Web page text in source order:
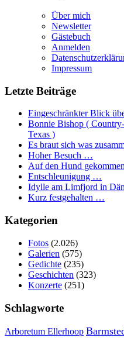
Über mich
Newsletter
Gästebuch
Anmelden
Impressum
Letzte Beiträge
Eingeschränkter Blick
Bonnie Bishop (
Texas )
Es braut sich was
Hoher Besuch …
Auf den Hund
Entschleunigung …
Idylle am Limfjord in
Kurz festgehalten …
Kategorien
Fotos (2.026)
Galerien (575)
Gedichte (235)
Geschichten (323)
Konzerte (251)
Schlagworte
Arboretum Ellerhoop